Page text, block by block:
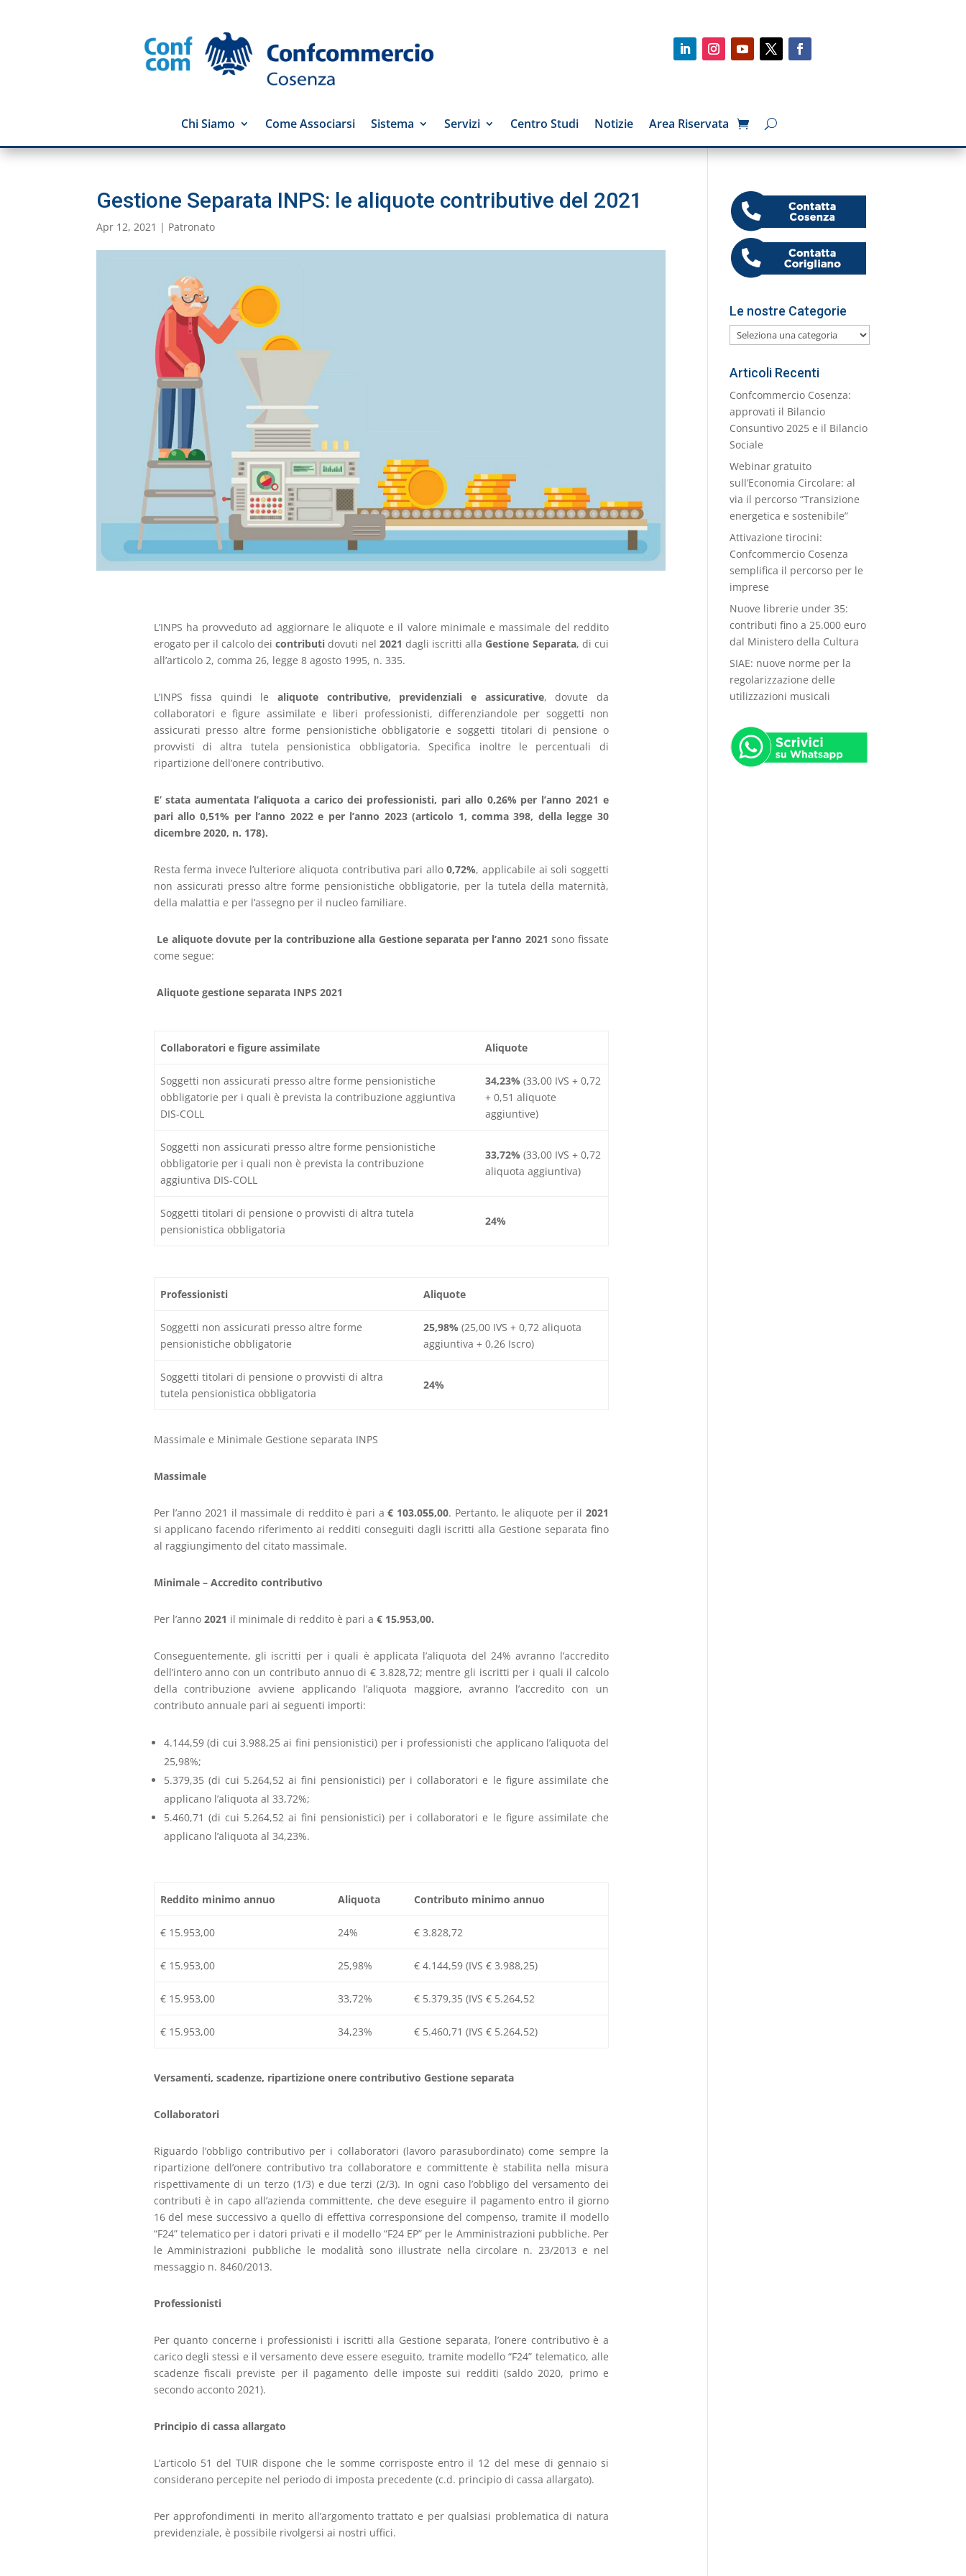
Chi Siamo Come Associarsi Sistema Servizi Centro Studi Notizie Area Riservata
Gestione Separata INPS: le aliquote contributive del 2021
Apr 12, 2021 | Patronato
L’INPS ha provveduto ad aggiornare le aliquote e il valore minimale e massimale del reddito
erogato per il calcolo deicontributi dovuti nel 2021 dagli iscritti alla Gestione Separata, di cui
all’articolo 2, comma 26, legge 8 agosto 1995, n. 335.
L’INPS fissa quindi lealiquote contributive, previdenziali e assicurative, dovute da
collaboratori e figure assimilate e liberi professionisti, differenziandole per soggetti non
assicurati presso altre forme pensionistiche obbligatorie e soggetti titolari di pensione o
provvisti di altra tutela pensionistica obbligatoria. Specifica inoltre le percentuali di
ripartizione dell’onere contributivo.
E’ stata aumentata l’aliquota a carico dei professionisti, pari allo 0,26% per l’anno 2021 e
pari allo 0,51% per l’anno 2022 e per l’anno 2023 (articolo 1, comma 398, della legge 30
dicembre 2020, n. 178).
Resta ferma invece l’ulteriore aliquota contributiva pari allo0,72%, applicabile ai soli soggetti
non assicurati presso altre forme pensionistiche obbligatorie, per la tutela della maternità,
della malattia e per l’assegno per il nucleo familiare.
Le aliquote dovute per la contribuzione alla Gestione separata per l’anno 2021 sono fissate
come segue:
Aliquote gestione separata INPS 2021
Collaboratori e figure assimilate Aliquote
Soggetti non assicurati presso altre forme pensionistiche
obbligatorie per i quali è prevista la contribuzione aggiuntiva
DIS-COLL
34,23% (33,00 IVS + 0,72
+ 0,51 aliquote
aggiuntive)
Soggetti non assicurati presso altre forme pensionistiche
obbligatorie per i quali non è prevista la contribuzione
aggiuntiva DIS-COLL
33,72% (33,00 IVS + 0,72
aliquota aggiuntiva)
Soggetti titolari di pensione o provvisti di altra tutela
pensionistica obbligatoria
24%
Professionisti Aliquote
Soggetti non assicurati presso altre forme
pensionistiche obbligatorie
25,98% (25,00 IVS + 0,72 aliquota
aggiuntiva + 0,26 Iscro)
Soggetti titolari di pensione o provvisti di altra
tutela pensionistica obbligatoria
24%
Massimale e Minimale Gestione separata INPS
Massimale
Per l’anno 2021 il massimale di reddito è pari a€ 103.055,00. Pertanto, le aliquote per il 2021
si applicano facendo riferimento ai redditi conseguiti dagli iscritti alla Gestione separata fino
al raggiungimento del citato massimale.
Minimale – Accredito contributivo
Per l’anno 2021 il minimale di reddito è pari a € 15.953,00.
Conseguentemente, gli iscritti per i quali è applicata l’aliquota del 24% avranno l’accredito
dell’intero anno con un contributo annuo di € 3.828,72; mentre gli iscritti per i quali il calcolo
della contribuzione avviene applicando l’aliquota maggiore, avranno l’accredito con un
contributo annuale pari ai seguenti importi:
4.144,59 (di cui 3.988,25 ai fini pensionistici) per i professionisti che applicano l’aliquota del
25,98%;
5.379,35 (di cui 5.264,52 ai fini pensionistici) per i collaboratori e le figure assimilate che
applicano l’aliquota al 33,72%;
5.460,71 (di cui 5.264,52 ai fini pensionistici) per i collaboratori e le figure assimilate che
applicano l’aliquota al 34,23%.
Reddito minimo annuo Aliquota Contributo minimo annuo
€ 15.953,00 24% € 3.828,72
€ 15.953,00 25,98% € 4.144,59 (IVS € 3.988,25)
€ 15.953,00 33,72% € 5.379,35 (IVS € 5.264,52
€ 15.953,00 34,23% € 5.460,71 (IVS € 5.264,52)
Versamenti, scadenze, ripartizione onere contributivo Gestione separata
Collaboratori
Riguardo l’obbligo contributivo per i collaboratori (lavoro parasubordinato) come sempre la
ripartizione dell’onere contributivo tra collaboratore e committente è stabilita nella misura
rispettivamente di un terzo (1/3) e due terzi (2/3). In ogni caso l’obbligo del versamento dei
contributi è in capo all’azienda committente, che deve eseguire il pagamento entro il giorno
16 del mese successivo a quello di effettiva corresponsione del compenso, tramite il modello
“F24” telematico per i datori privati e il modello “F24 EP” per le Amministrazioni pubbliche. Per
le Amministrazioni pubbliche le modalità sono illustrate nella circolare n. 23/2013 e nel
messaggio n. 8460/2013.
Professionisti
Per quanto concerne i professionisti i iscritti alla Gestione separata, l’onere contributivo è a
carico degli stessi e il versamento deve essere eseguito, tramite modello “F24” telematico, alle
scadenze fiscali previste per il pagamento delle imposte sui redditi (saldo 2020, primo e
secondo acconto 2021).
Principio di cassa allargato
L’articolo 51 del TUIR dispone che le somme corrisposte entro il 12 del mese di gennaio si
considerano percepite nel periodo di imposta precedente (c.d. principio di cassa allargato).
Per approfondimenti in merito all’argomento trattato e per qualsiasi problematica di natura
previdenziale, è possibile rivolgersi ai nostri uffici.
Le nostre Categorie
Le
nostre
Categorie
Articoli Recenti
Confcommercio Cosenza:
approvati il Bilancio
Consuntivo 2025 e il Bilancio
Sociale
Webinar gratuito
sull’Economia Circolare: al
via il percorso “Transizione
energetica e sostenibile”
Attivazione tirocini:
Confcommercio Cosenza
semplifica il percorso per le
imprese
Nuove librerie under 35:
contributi fino a 25.000 euro
dal Ministero della Cultura
SIAE: nuove norme per la
regolarizzazione delle
utilizzazioni musicali